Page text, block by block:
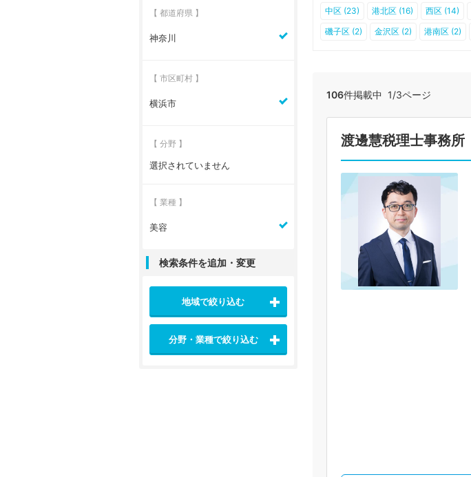
中区 (23) 港北区 (16) 西区 (14)
磯子区 (2)
金沢区 (2) 港南区 (2)
106件掲載中 1/3ページ
渡邊慧税理士事務所
【 都道府県 】
神奈川
【 市区町村 】
横浜市
【 分野 】
選択されていません
【 業種 】
美容
検索条件を追加・変更
地域で絞り込む
分野・業種で絞り込む